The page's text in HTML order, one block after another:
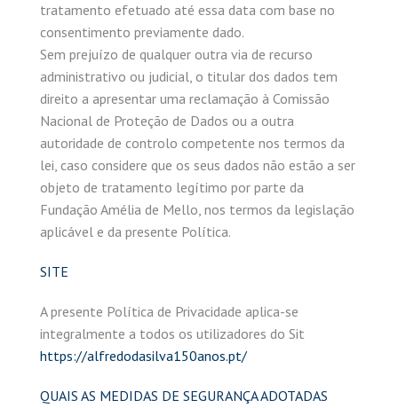
tratamento efetuado até essa data com base no
consentimento previamente dado.
Sem prejuízo de qualquer outra via de recurso
administrativo ou judicial, o titular dos dados tem
direito a apresentar uma reclamação à Comissão
Nacional de Proteção de Dados ou a outra
autoridade de controlo competente nos termos da
lei, caso considere que os seus dados não estão a ser
objeto de tratamento legítimo por parte da
Fundação Amélia de Mello, nos termos da legislação
aplicável e da presente Política.
SITE
A presente Política de Privacidade aplica-se
integralmente a todos os utilizadores do Sit
https://alfredodasilva150anos.pt/
QUAIS AS MEDIDAS DE SEGURANÇA ADOTADAS